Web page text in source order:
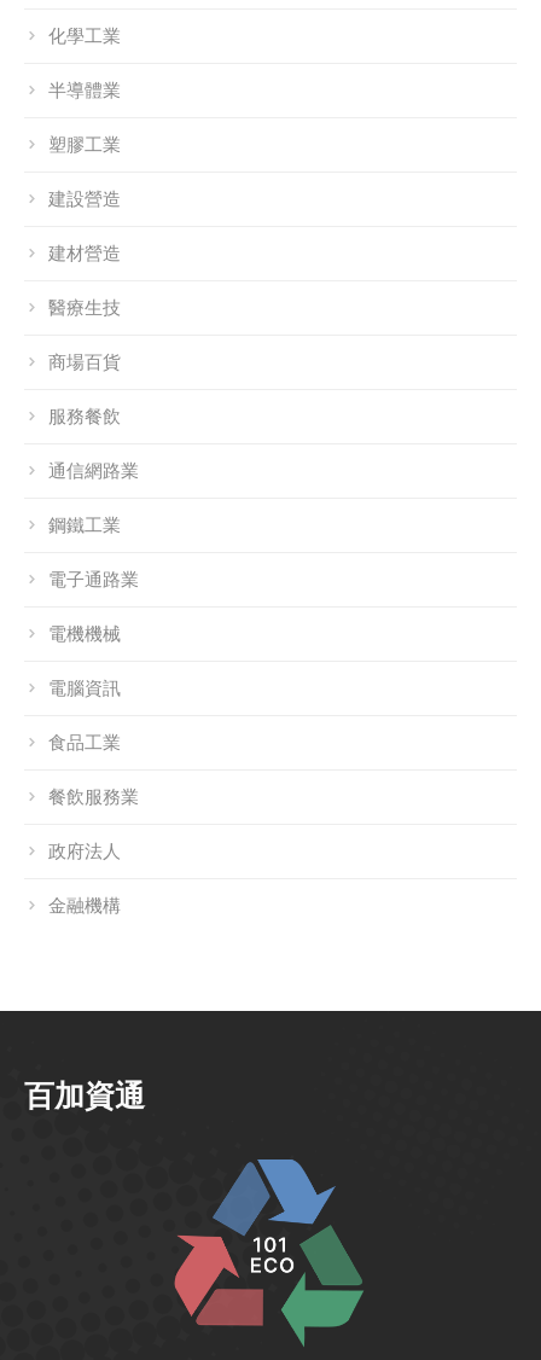
化學工業
半導體業
塑膠工業
建設營造
建材營造
醫療生技
商場百貨
服務餐飲
通信網路業
鋼鐵工業
電子通路業
電機機械
電腦資訊
食品工業
餐飲服務業
政府法人
金融機構
百加資通